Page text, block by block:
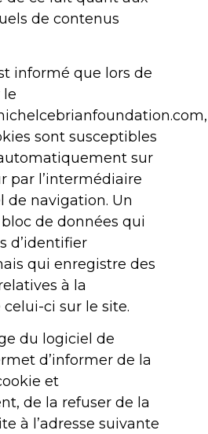
de contenus
informé que lors de
le
sont susceptibles
sur
par l’intermédiaire
de navigation. Un
de données qui
d’identifier
qui enregistre des
à la
ci sur le site.
du logiciel de
d’informer de la
et
de la refuser de la
à l’adresse suivante